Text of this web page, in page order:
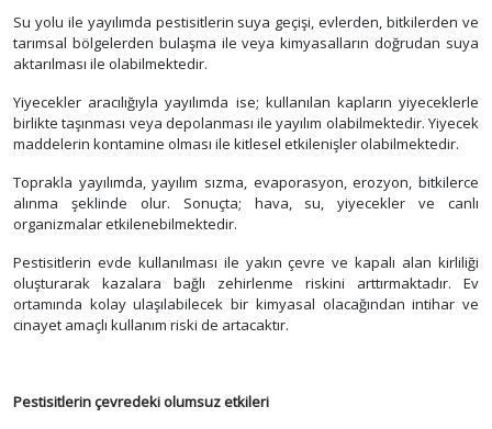
Su yolu ile yayılımda pestisitlerin suya geçişi, evlerden, bitkilerden ve
tarımsal bölgelerden bulaşma ile veya kimyasalların doğrudan suya
aktarılması ile olabilmektedir.
Yiyecekler aracılığıyla yayılımda ise; kullanılan kapların yiyeceklerle
birlikte taşınması veya depolanması ile yayılım olabilmektedir. Yiyecek
maddelerin kontamine olması ile kitlesel etkilenişler olabilmektedir.
Toprakla yayılımda, yayılım sızma, evaporasyon, erozyon, bitkilerce
alınma şeklinde olur. Sonuçta; hava, su, yiyecekler ve canlı
organizmalar etkilenebilmektedir.
Pestisitlerin evde kullanılması ile yakın çevre ve kapalı alan kirliliği
oluşturarak kazalara bağlı zehirlenme riskini arttırmaktadır. Ev
ortamında kolay ulaşılabilecek bir kimyasal olacağından intihar ve
cinayet amaçlı kullanım riski de artacaktır.
Pestisitlerin çevredeki olumsuz etkileri